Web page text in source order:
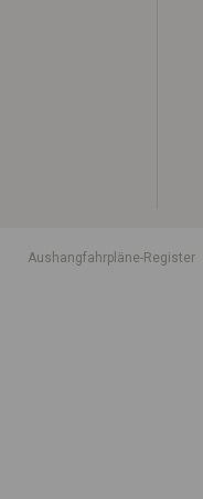
Aushangfahrpläne-Register